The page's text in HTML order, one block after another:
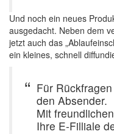
Und noch ein neues
ausgedacht. Neben dem
jetzt auch das
ein kleines, schnell
Für
den Absender.
Mit
Ihre E-Filliale